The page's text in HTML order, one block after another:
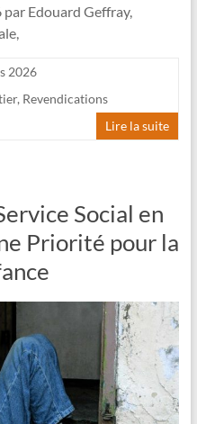
Edouard Geffray,
2026
, Revendications
Lire la suite
Social en
Priorité pour la